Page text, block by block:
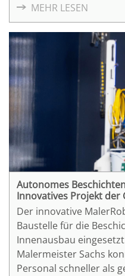
auf der Baustelle
Bauwerk umgesetzt,
spart. Da sie auch die
Energieeffizienzklasse
(Automatisierungsgrad
berechnet, hilft diese
der Erfüllung des
Lösungen werden
alle verwendeten
durch Videos erklärt,
MEHR LESEN
Autonomes
Innovatives Projekt der
Der innovative
Baustelle für die
Innenausbau
Malermeister Sachs
Personal schneller als